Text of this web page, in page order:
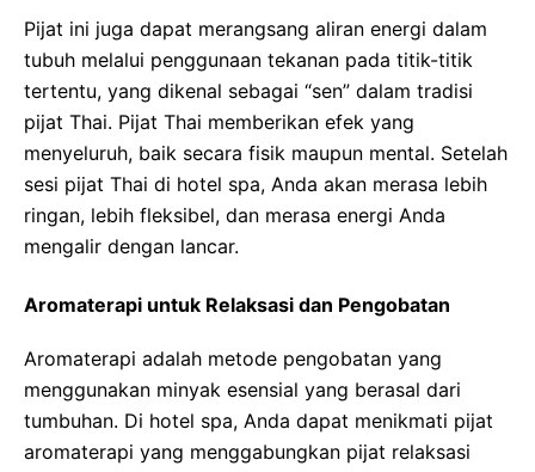
Pijat ini juga dapat merangsang aliran energi dalam
tubuh melalui penggunaan tekanan pada titik-titik
tertentu, yang dikenal sebagai “sen” dalam tradisi
pijat Thai. Pijat Thai memberikan efek yang
menyeluruh, baik secara fisik maupun mental. Setelah
sesi pijat Thai di hotel spa, Anda akan merasa lebih
ringan, lebih fleksibel, dan merasa energi Anda
mengalir dengan lancar.
Aromaterapi untuk Relaksasi dan Pengobatan
Aromaterapi adalah metode pengobatan yang
menggunakan minyak esensial yang berasal dari
tumbuhan. Di hotel spa, Anda dapat menikmati pijat
aromaterapi yang menggabungkan pijat relaksasi